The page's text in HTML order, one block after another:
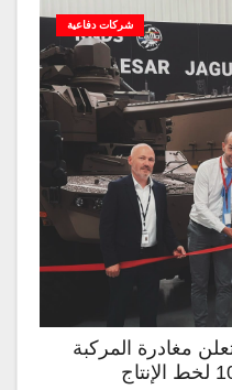
شركات دفاعية
مغادرة المركبة